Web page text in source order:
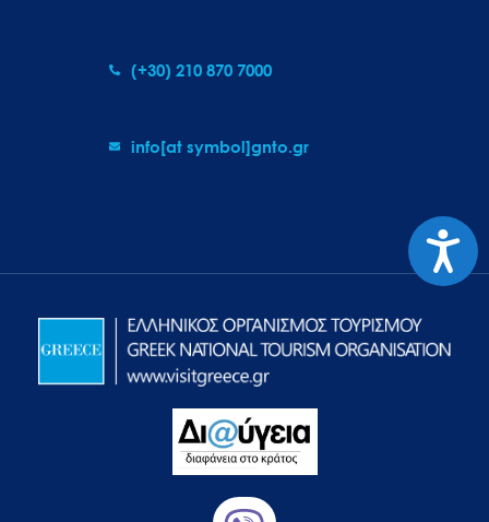
(+30) 210 870 7000
info[at symbol]gnto.gr